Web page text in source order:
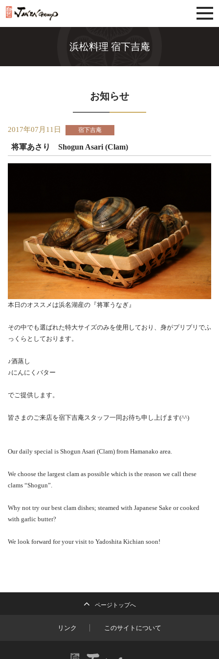
浜松料理 宿下吉庵
お知らせ
2017年07月11日 宿下吉庵
将軍あさり Shogun Asari (Clam)
本日のオススメは浜名湖産の『将軍うなぎ』
その中でも選ばれた特大サイズのみを使用しており、身がプリプリでふ
っくらとしております。
♪酒蒸し
♪にんにくバター
でご提供します。
皆さまのご来店を宿下吉庵スタッフ一同お待ち申し上げます(^^)
Our daily special is Shogun Asari (Clam) from Hamanako area.
We choose the largest clam as possible which is the reason we call these
clams “Shogun”.
Why not try our best clam dishes; steamed with Japanese Sake or cooked
with garlic butter?
We look forward for your visit to Yadoshita Kichian soon!
ページトップへ
リンク このサイトについて